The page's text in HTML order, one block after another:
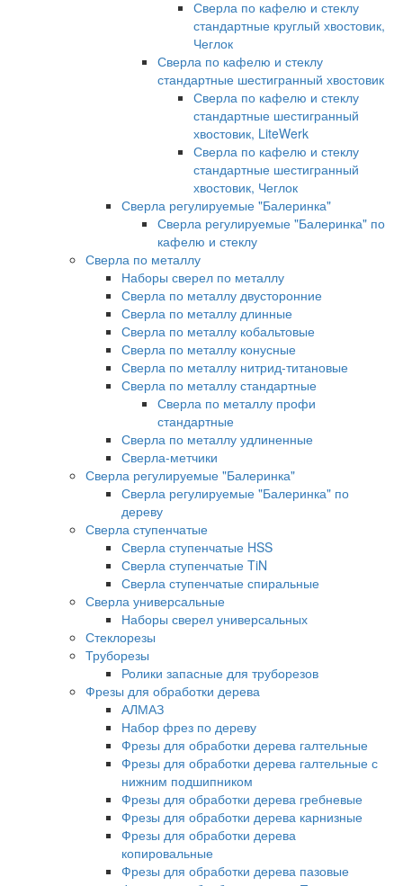
Сверла по кафелю и стеклу
стандартные круглый хвостовик,
Чеглок
Сверла по кафелю и стеклу
стандартные шестигранный хвостовик
Сверла по кафелю и стеклу
стандартные шестигранный
хвостовик, LiteWerk
Сверла по кафелю и стеклу
стандартные шестигранный
хвостовик, Чеглок
Сверла регулируемые "Балеринка"
Сверла регулируемые "Балеринка" по
кафелю и стеклу
Сверла по металлу
Наборы сверел по металлу
Сверла по металлу двусторонние
Сверла по металлу длинные
Сверла по металлу кобальтовые
Сверла по металлу конусные
Сверла по металлу нитрид-титановые
Сверла по металлу стандартные
Сверла по металлу профи
стандартные
Сверла по металлу удлиненные
Сверла-метчики
Сверла регулируемые "Балеринка"
Сверла регулируемые "Балеринка" по
дереву
Сверла ступенчатые
Сверла ступенчатые HSS
Сверла ступенчатые TiN
Сверла ступенчатые спиральные
Сверла универсальные
Наборы сверел универсальных
Стеклорезы
Труборезы
Ролики запасные для труборезов
Фрезы для обработки дерева
АЛМАЗ
Набор фрез по дереву
Фрезы для обработки дерева галтельные
Фрезы для обработки дерева галтельные с
нижним подшипником
Фрезы для обработки дерева гребневые
Фрезы для обработки дерева карнизные
Фрезы для обработки дерева
копировальные
Фрезы для обработки дерева пазовые